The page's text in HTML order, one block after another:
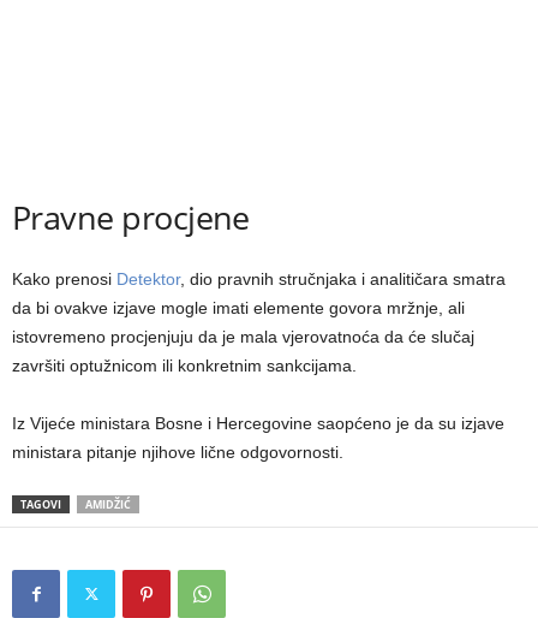
Pravne procjene
Kako prenosi Detektor, dio pravnih stručnjaka i analitičara smatra
da bi ovakve izjave mogle imati elemente govora mržnje, ali
istovremeno procjenjuju da je mala vjerovatnoća da će slučaj
završiti optužnicom ili konkretnim sankcijama.
Iz Vijeće ministara Bosne i Hercegovine saopćeno je da su izjave
ministara pitanje njihove lične odgovornosti.
TAGOVI AMIDŽIĆ